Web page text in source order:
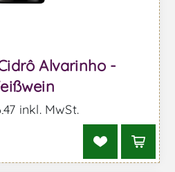
Alvarinho -
inkl. MwSt.